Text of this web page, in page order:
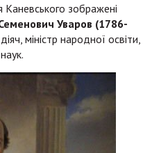
зображені
Уваров (1786-
міністр народної освіти,